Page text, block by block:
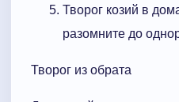
Творог козий в
разомните до
Творог из обрата